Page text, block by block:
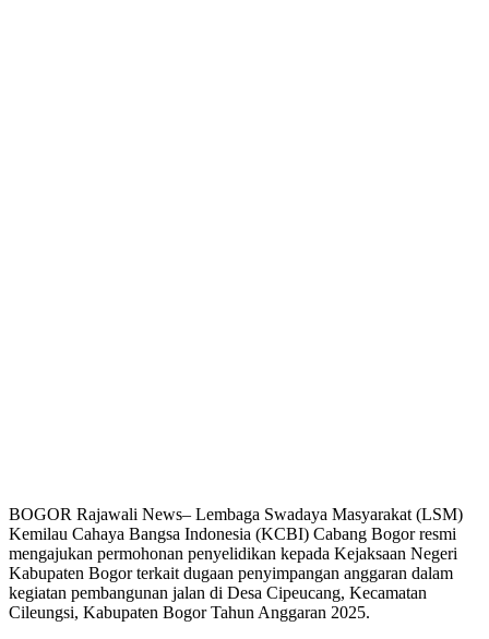
BOGOR Rajawali News– Lembaga Swadaya Masyarakat (LSM)
Kemilau Cahaya Bangsa Indonesia (KCBI) Cabang Bogor resmi
mengajukan permohonan penyelidikan kepada Kejaksaan Negeri
Kabupaten Bogor terkait dugaan penyimpangan anggaran dalam
kegiatan pembangunan jalan di Desa Cipeucang, Kecamatan
Cileungsi, Kabupaten Bogor Tahun Anggaran 2025.